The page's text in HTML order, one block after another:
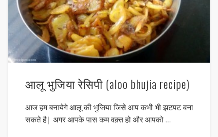
आलू भुजिया रेसिपी (aloo bhujia recipe)
आज हम बनायेगे आलू की भुजिया जिसे आप कभी भी झटपट बना
सकते है| अगर आपके पास कम वक़्त हो और आपको …